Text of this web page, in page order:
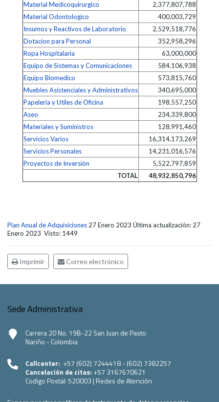
Material Medicoquirurgico
2,377,807,788
Material Odontologico
400,003,729
Insumos y Reactivos de Laboratorio
2,529,518,776
Dotacion para Personal
352,958,296
Ropa Hospitalaria
63,000,000
Equipo de Sistemas y Comunicaciones
584,106,938
Equipo Biomedico
573,815,760
Muebles Asistenciales y Administrativos
340,695,000
Papeleria y Utiles de Oficina
198,557,250
Aseo
234,339,800
Materiales y Suministros
128,991,460
Servicios Varios
16,314,173,269
Servicios Personales
14,231,016,576
Proyectos de Inversiòn
5,522,797,859
TOTAL
48,932,850,796
Plan Anual de Adquisiciones 27 Enero 2023 Última actualización: 27
Enero 2023 Visto: 1449
Imprimir Correo electrónico
Sede Administrativa
Carrera 20 No. 19B-22 San Juan de Pasto
Nariño - Colombia
Callcenter: +57 (602) 7244418 - (602) 7382257
Cancelación de citas: +57 3167670621
Codigo Postal:520003 | Redes de Atención